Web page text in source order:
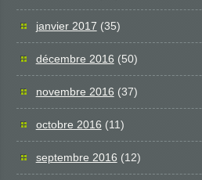
janvier 2017 (35)
décembre 2016 (50)
novembre 2016 (37)
octobre 2016 (11)
septembre 2016 (12)